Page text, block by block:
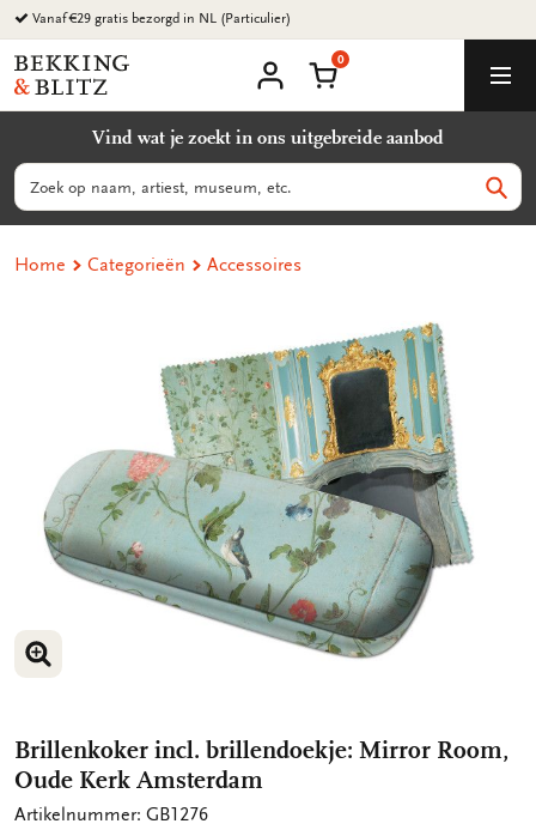
Ga
naar
content
Vanaf €29 gratis bezorgd in NL (Particulier)
Bekking
&
B.V.
account
Winkelmand
0
Vind wat je zoekt in ons uitgebreide aanbod
Zoeken
Home Categorieën Accessoires
VERGROOT AFBEELDING
Brillenkoker incl. brillendoekje: Mirror Room,
Oude Kerk Amsterdam
Artikelnummer: GB1276